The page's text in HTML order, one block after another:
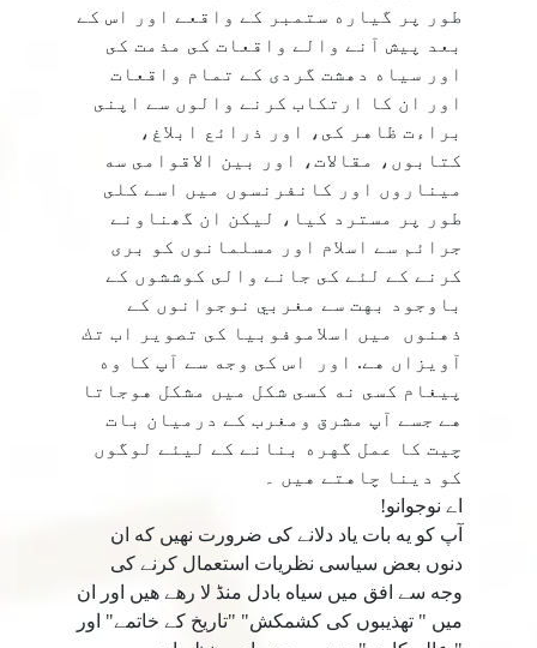
طور پر گياره ستمبر كے واقعے اور اس كے
بعد پيش آنے والے واقعات كى مذمت كى
اور سياه دهشت گردى كے تمام واقعات
اور ان كا ارتكاب كرنے والوں سے اپنى
براءت ظاهر كى، اور ذرائع ابلاغ،
كتابوں، مقالات، اور بين الاقوامى سه
ميناروں اور كانفرنسوں ميں اسے كلى
طور پر مسترد كيا، ليكن ان گھناونے
جرائم سے اسلام اور مسلمانوں كو برى
كرنے كے لئے كى جانے والى كوششوں كے
باوجود بهت سے مغربي نوجوانوں كے
ذهنوں ميں اسلاموفوبيا كى تصوير اب تك
آويزاں هے. اور اس كى وجه سے آپ كا وه
پيغام كسى نه كسى شكل ميں مشكل هوجاتا
هے جسے آپ مشرق ومغرب كے درميان بات
چيت كا عمل گهره بنانے كے ليئے لوگوں
كو دينا چاهتے هيں ۔
اے نوجوانو!
آپ كو يه بات ياد دلانے كى ضرورت نهيں كه ان
دنوں بعض سياسى نظريات استعمال كرنے كى
وجه سے افق ميں سياه بادل منڈ لا رهے هيں اور ان
ميں " تهذيبوں كى كشمكش" "تاريخ كے خاتمے" اور